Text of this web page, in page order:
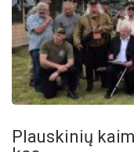
Plaus­ki­nių